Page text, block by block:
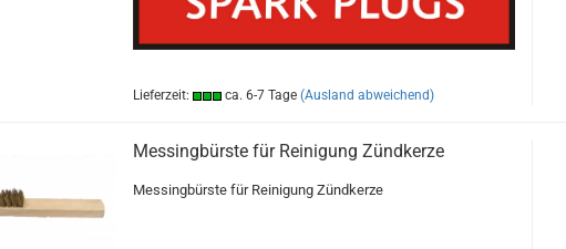
Lieferzeit: ca. 6-7 Tage (Ausland abweichend)
Messingbürste für Reinigung Zündkerze
Messingbürste für Reinigung Zündkerze